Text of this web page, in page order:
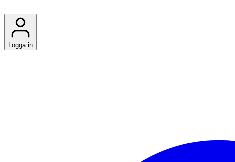
Logga in